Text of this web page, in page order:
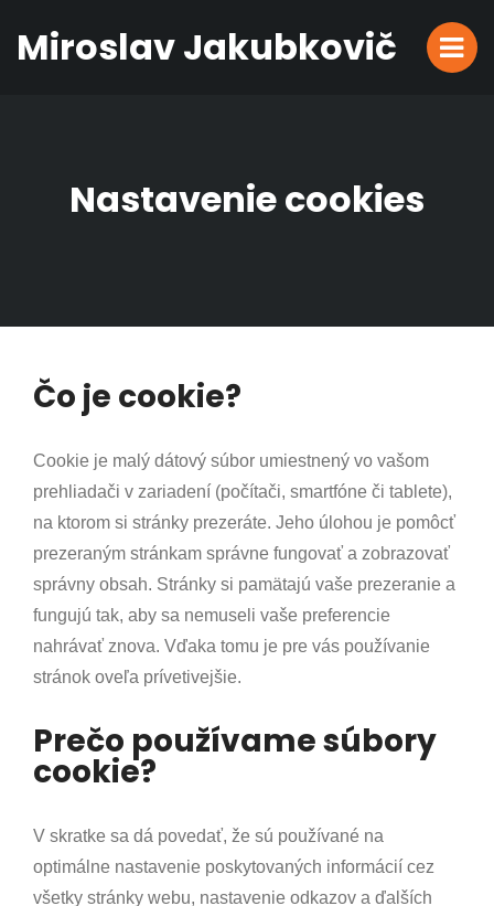
Miroslav Jakubkovič
Nastavenie cookies
Čo je cookie?
Cookie je malý dátový súbor umiestnený vo vašom
prehliadači v zariadení (počítači, smartfóne či tablete),
na ktorom si stránky prezeráte. Jeho úlohou je pomôcť
prezeraným stránkam správne fungovať a zobrazovať
správny obsah. Stránky si pamätajú vaše prezeranie a
fungujú tak, aby sa nemuseli vaše preferencie
nahrávať znova. Vďaka tomu je pre vás používanie
stránok oveľa prívetivejšie.
Prečo používame súbory
cookie?
V skratke sa dá povedať, že sú používané na
optimálne nastavenie poskytovaných informácií cez
všetky stránky webu, nastavenie odkazov a ďalších